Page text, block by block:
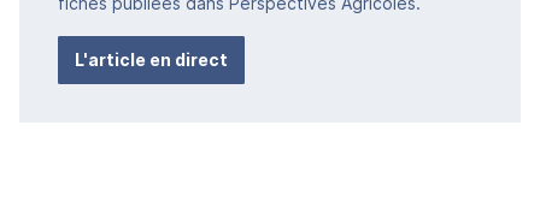
L'article en direct